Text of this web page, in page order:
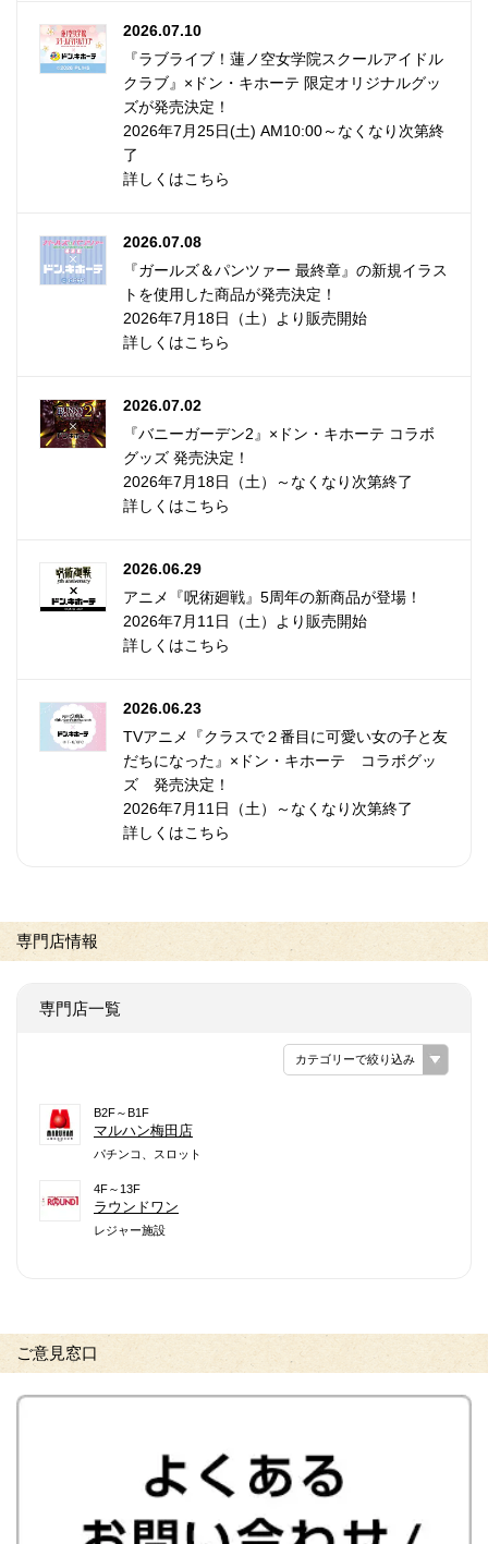
2026.07.10
『ラブライブ！蓮ノ空女学院スクールアイドル
クラブ』×ドン・キホーテ 限定オリジナルグッ
ズが発売決定！
2026年7月25日(土) AM10:00～なくなり次第終
了
詳しくはこちら
2026.07.08
『ガールズ＆パンツァー 最終章』の新規イラス
トを使用した商品が発売決定！
2026年7月18日（土）より販売開始
詳しくはこちら
2026.07.02
『バニーガーデン2』×ドン・キホーテ コラボ
グッズ 発売決定！
2026年7月18日（土）～なくなり次第終了
詳しくはこちら
2026.06.29
アニメ『呪術廻戦』5周年の新商品が登場！
2026年7月11日（土）より販売開始
詳しくはこちら
2026.06.23
TVアニメ『クラスで２番目に可愛い女の子と友
だちになった』×ドン・キホーテ コラボグッ
ズ 発売決定！
2026年7月11日（土）～なくなり次第終了
詳しくはこちら
専門店情報
専門店一覧
カテゴリーで絞り込み
B2F～B1F
マルハン梅田店
パチンコ、スロット
4F～13F
ラウンドワン
レジャー施設
ご意見窓口